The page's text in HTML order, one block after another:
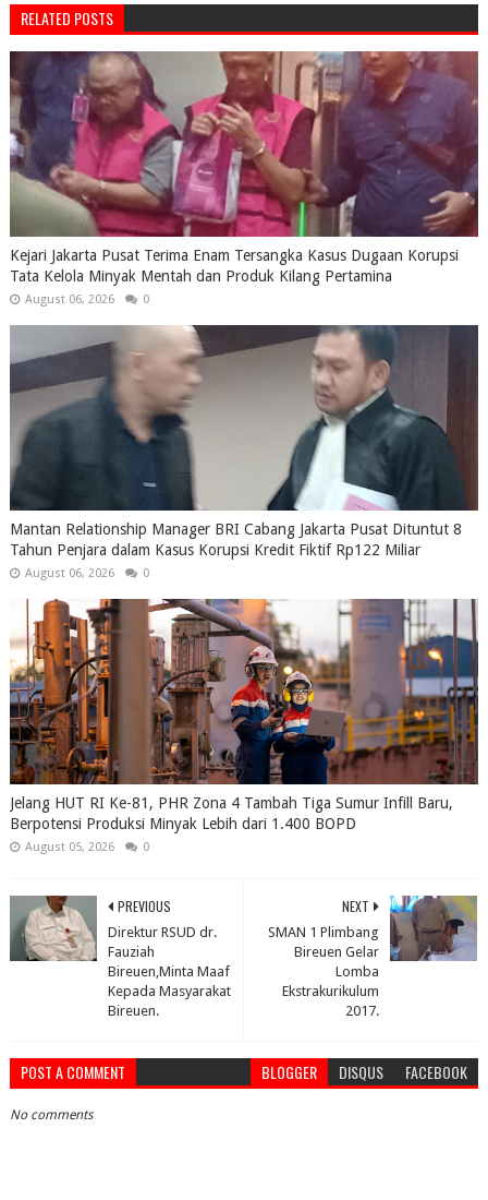
RELATED POSTS
Kejari Jakarta Pusat Terima Enam Tersangka Kasus Dugaan Korupsi
Tata Kelola Minyak Mentah dan Produk Kilang Pertamina
August 06, 2026 0
Mantan Relationship Manager BRI Cabang Jakarta Pusat Dituntut 8
Tahun Penjara dalam Kasus Korupsi Kredit Fiktif Rp122 Miliar
August 06, 2026 0
Jelang HUT RI Ke-81, PHR Zona 4 Tambah Tiga Sumur Infill Baru,
Berpotensi Produksi Minyak Lebih dari 1.400 BOPD
August 05, 2026 0
NEXT
SMAN 1 Plimbang
Bireuen Gelar
Lomba
Ekstrakurikulum
2017.
PREVIOUS
Direktur RSUD dr.
Fauziah
Bireuen,Minta Maaf
Kepada Masyarakat
Bireuen.
POST A COMMENT BLOGGER DISQUS FACEBOOK
No comments